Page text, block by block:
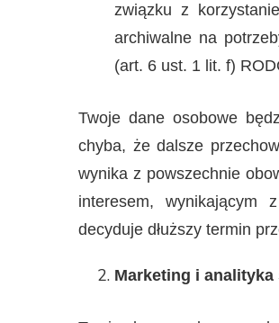
związku z
archiwalne na
(art. 6 ust. 1 lit. f)
Twoje dane osobowe
chyba, że dalsze
wynika z powszechnie
interesem, wynikającym
decyduje dłuższy termin
Marketing i analityka